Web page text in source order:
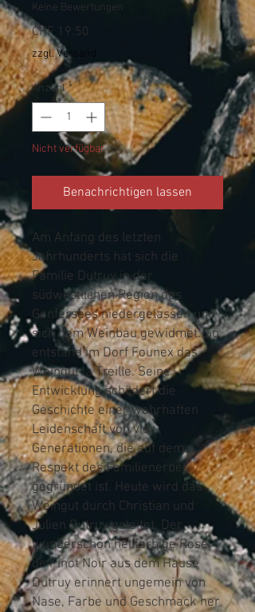
Keine Bewertungen
CHF 19.50
zzgl. Versand
Anzahl *
Nicht verfügbar
Benachrichtigen lassen
Am Anfang des letzten
Jahrhunderts hat sich die
Familie Dutruy in der
südwestlichen Region des
Genfersees niedergelassen und
sich dem Weinbau gewidmet. So
entstand im Dorf Founex das
Weingut la Treille. Seine
Entwicklung schildert die
Geschichte einer wahrhaften
Leidenschaft von vier
Generationen, die auf dem
Respekt des Familienerbes
gegründet ist. Heute wird das
Weingut durch Christian und
Julien Dutruy geleitet. Der
wunderschön hellfarbige Rosé
de Pinot Noir aus dem Hause
Dutruy erinnert ungemein von
Nase, Farbe und Geschmack her